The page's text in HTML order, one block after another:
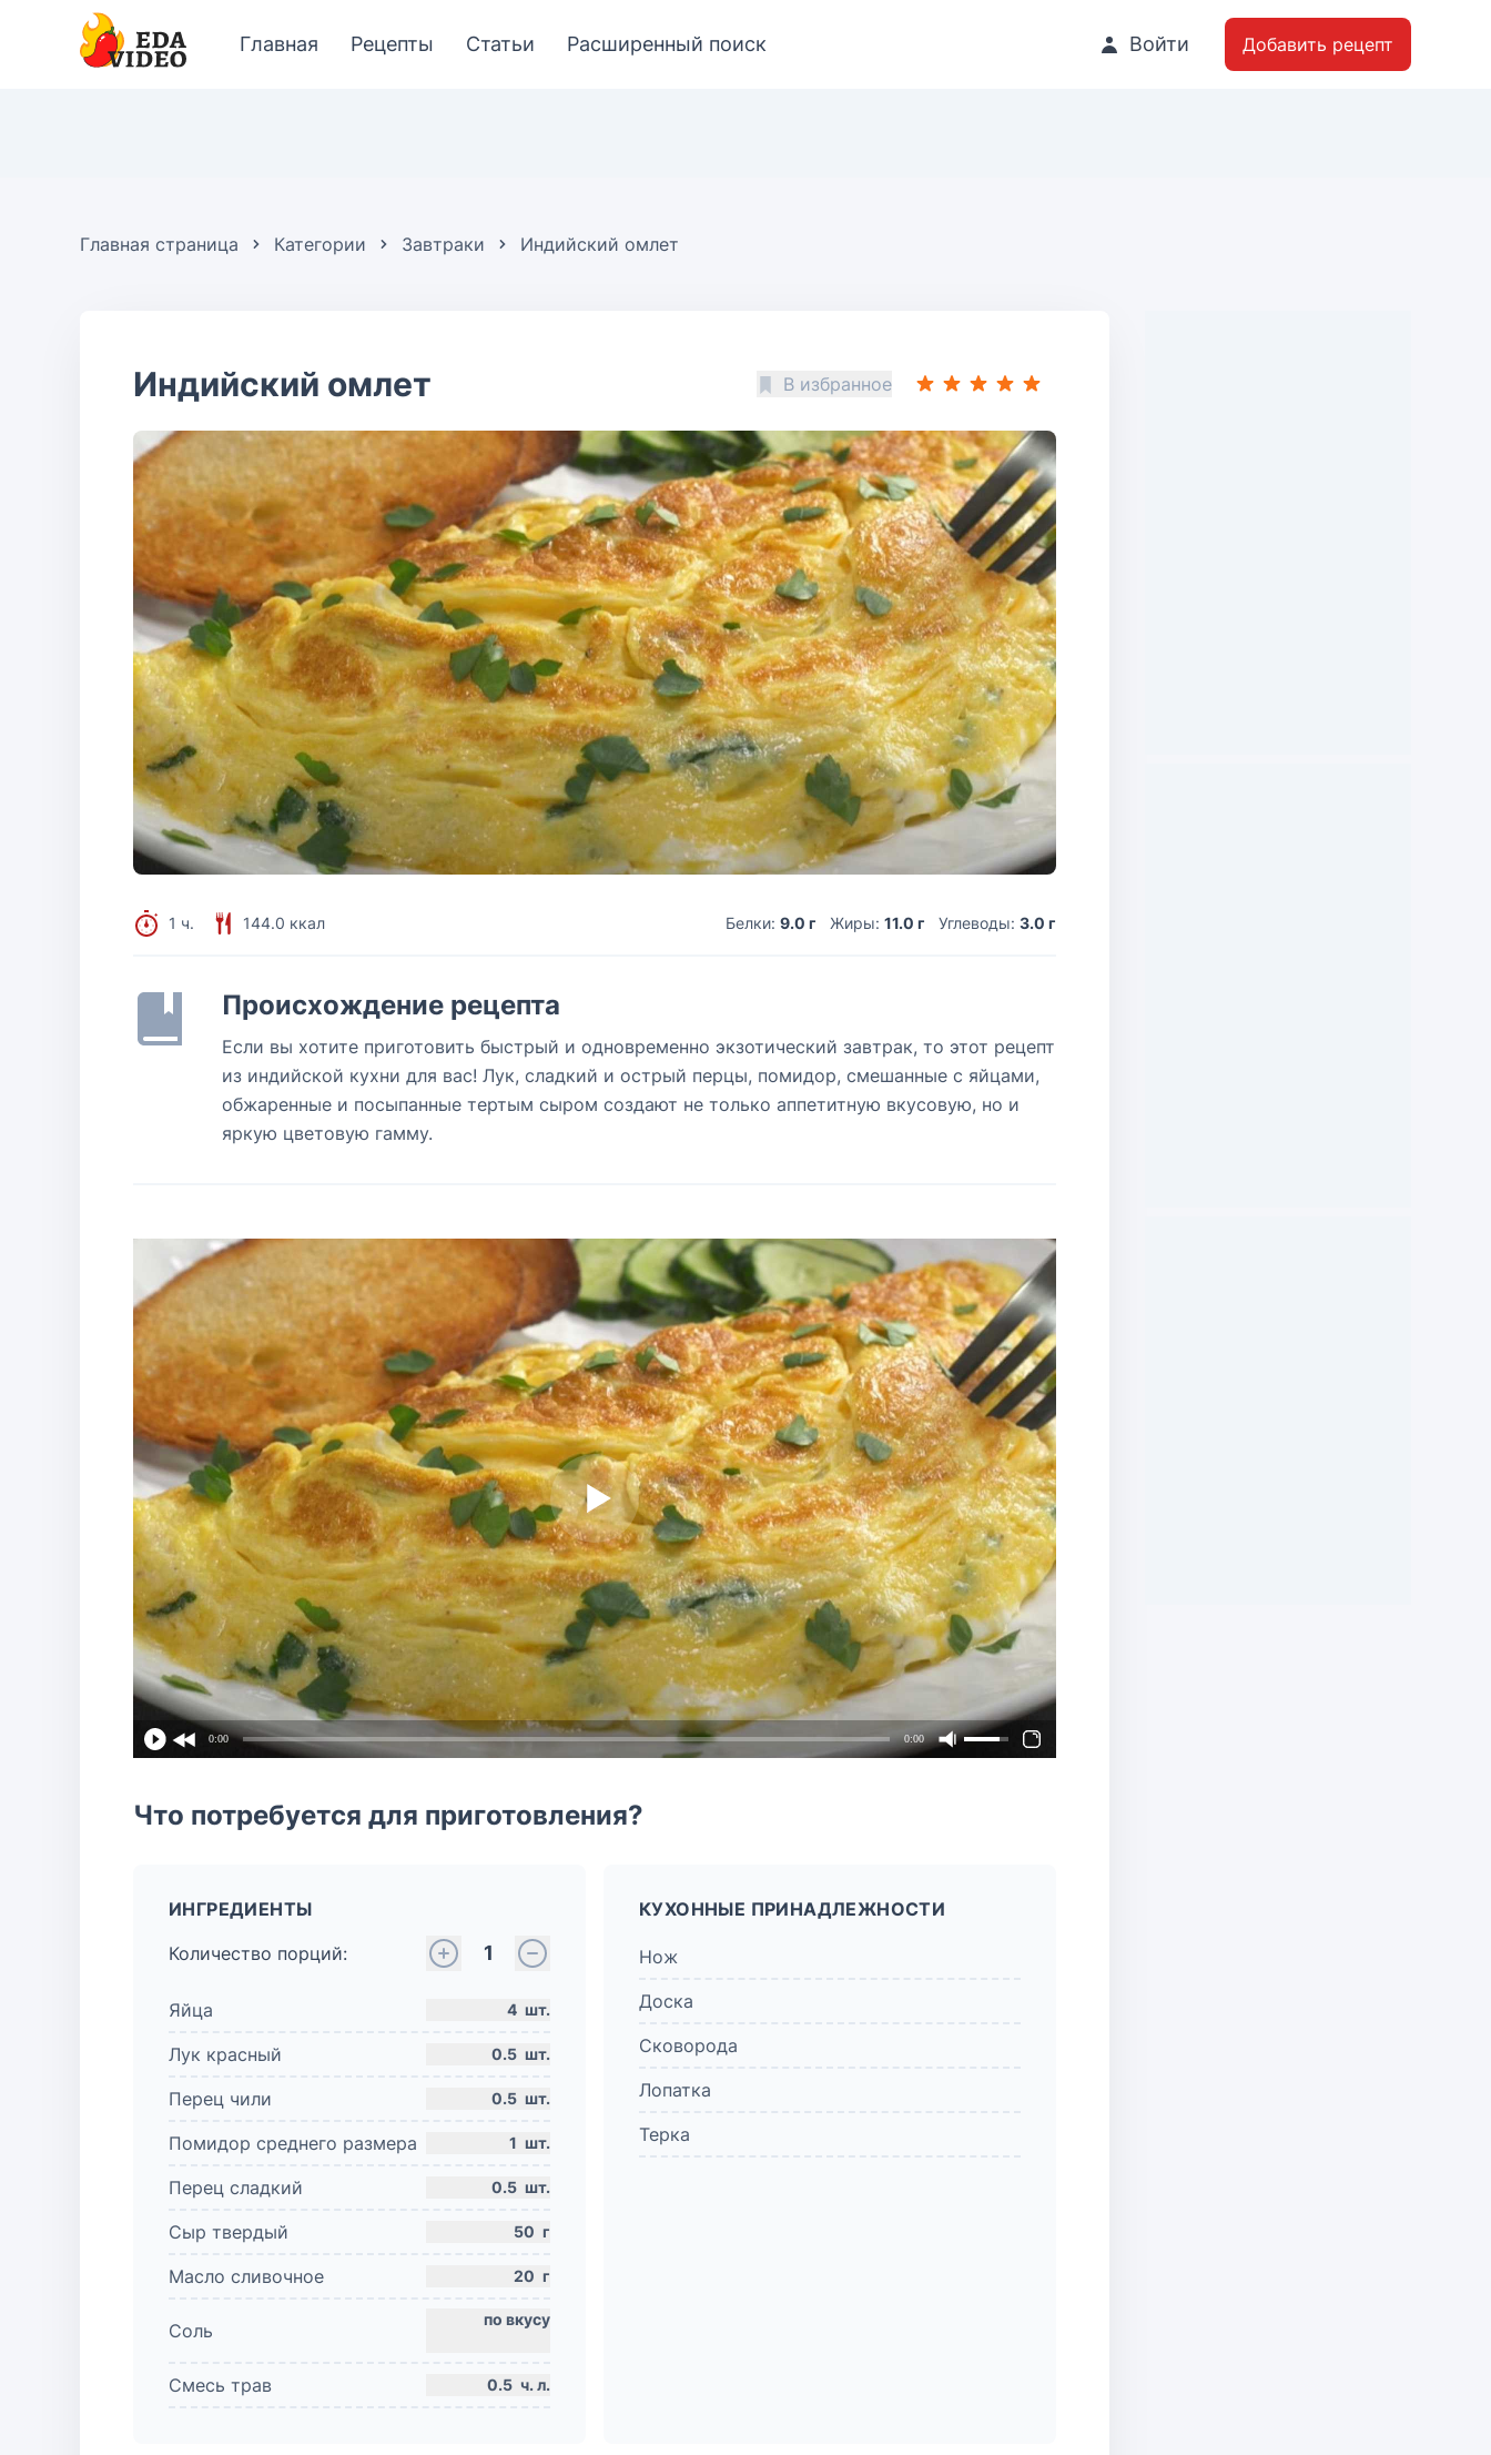
Главная Рецепты Статьи Расширенный поиск Войти Добавить рецепт
Главная страница Категории Завтраки Индийский омлет
Индийский омлет В избранное
1 ч. 144.0 ккал Белки: 9.0 г Жиры: 11.0 г Углеводы: 3.0 г
Происхождение рецепта
Если вы хотите приготовить быстрый и одновременно экзотический завтрак, то этот рецепт
из индийской кухни для вас! Лук, сладкий и острый перцы, помидор, смешанные с яйцами,
обжаренные и посыпанные тертым сыром создают не только аппетитную вкусовую, но и
яркую цветовую гамму.
0:00 0:00
Что потребуется для приготовления?
ИНГРЕДИЕНТЫ
Количество порций:
1
Яйца 4 шт.
Лук красный 0.5 шт.
Перец чили 0.5 шт.
Помидор среднего размера 1 шт.
Перец сладкий 0.5 шт.
Сыр твердый 50 г
Масло сливочное 20 г
Соль
Смесь трав 0.5 ч. л.
КУХОННЫЕ ПРИНАДЛЕЖНОСТИ
Нож
Доска
Сковорода
Лопатка
Терка